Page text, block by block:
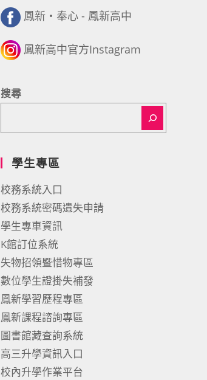
鳳新・奉心 - 鳳新高中
鳳新高中官方Instagram
搜尋
學生專區
校務系統入口
校務系統密碼遺失申請
學生專車資訊
K館訂位系統
失物招領暨惜物專區
數位學生證掛失補發
鳳新學習歷程專區
鳳新課程諮詢專區
圖書館藏查詢系統
高三升學資訊入口
校內升學作業平台